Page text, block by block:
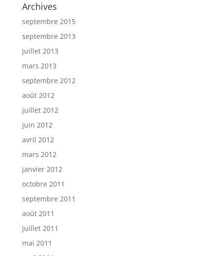
Archives
septembre 2015
septembre 2013
juillet 2013
mars 2013
septembre 2012
août 2012
juillet 2012
juin 2012
avril 2012
mars 2012
janvier 2012
octobre 2011
septembre 2011
août 2011
juillet 2011
mai 2011